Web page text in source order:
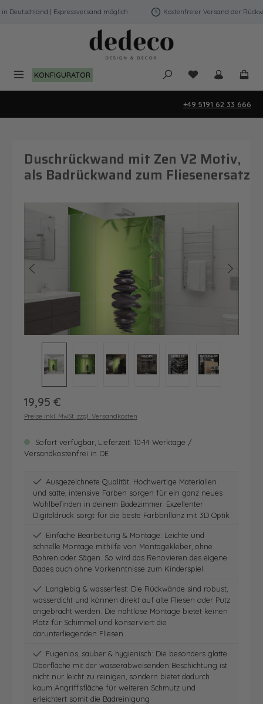
Zum Hauptinhalt springen
| Expressversand möglich Kostenfreier Versand der
KONFIGURATOR Du hast 0
+49 5191 62 33 666
Duschrückwand mit Zen V2 Motiv,
als Badrückwand zum Fliesenersatz
Bildergalerie überspringen
Regulärer Preis:
19,95 €
Preise inkl. MwSt. zzgl. Versandkosten
Sofort verfügbar, Lieferzeit: 10-14 Werktage /
Versandkostenfrei in DE
Ausgezeichnete Qualität: Hochwertige Materialien
und satte, intensive Farben sorgen für ein ganz neues
Wohlbefinden in deinem Badezimmer. Exzellenter
Digitaldruck sorgt für die beste Farbbrillanz mit 3D Optik
Einfache Bearbeitung & Montage: Leichte und
schnelle Montage mithilfe von Montagekleber, ohne
Bohren oder Sägen. So wird das Renovieren des eigene
Bades auch ohne Vorkenntnisse zum Kinderspiel.
Langlebig & wasserfest: Die Rückwände sind robust,
wasserdicht und können direkt auf alte Fliesen oder Putz
angebracht werden. Die nahtlose Montage bietet keinen
Platz für Schimmel und konserviert die
darunterliegenden Fliesen
Fugenlos, sauber & hygienisch: Die besonders glatte
Oberfläche mit der wasserabweisenden Beschichtung ist
nicht nur leicht zu reinigen, sondern bietet dadurch
kaum Angriffsfläche für weiteren Schmutz und
erleichtert somit die Badreinigung